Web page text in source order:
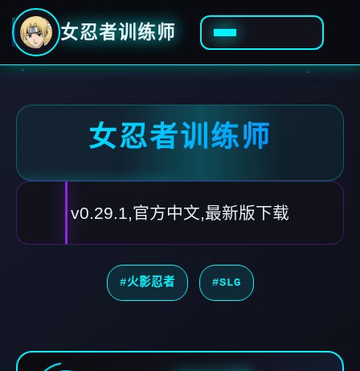
女忍者训练师
女忍者训练师
v0.29.1,官方中文,最新版下载
#火影忍者 #SLG